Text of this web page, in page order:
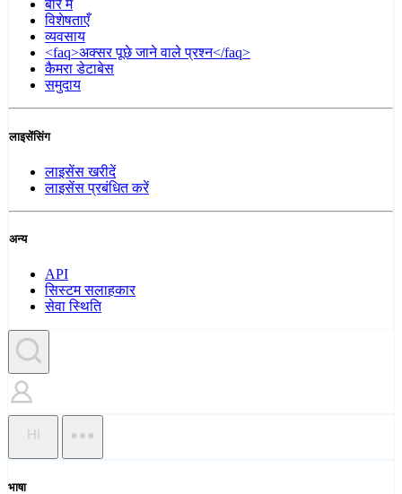
बारे में
विशेषताएँ
व्यवसाय
<faq>अक्सर पूछे जाने वाले प्रश्न</faq>
कैमरा डेटाबेस
समुदाय
लाइसेंसिंग
लाइसेंस खरीदें
लाइसेंस प्रबंधित करें
अन्य
API
सिस्टम सलाहकार
सेवा स्थिति
HI
भाषा